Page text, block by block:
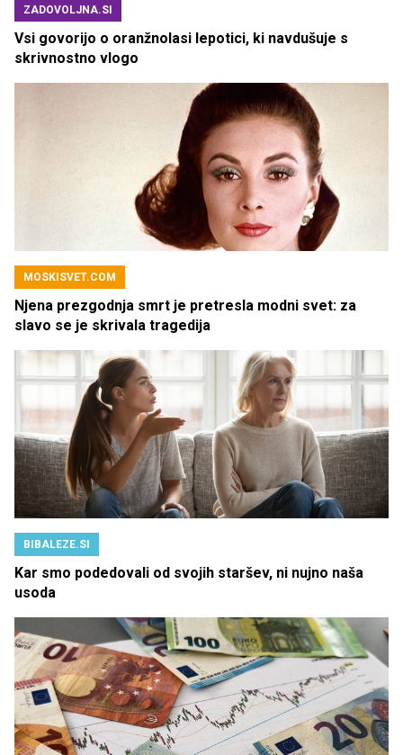
ZADOVOLJNA.SI
Vsi govorijo o oranžnolasi lepotici, ki navdušuje s
skrivnostno vlogo
MOSKISVET.COM
Njena prezgodnja smrt je pretresla modni svet: za
slavo se je skrivala tragedija
BIBALEZE.SI
Kar smo podedovali od svojih staršev, ni nujno naša
usoda